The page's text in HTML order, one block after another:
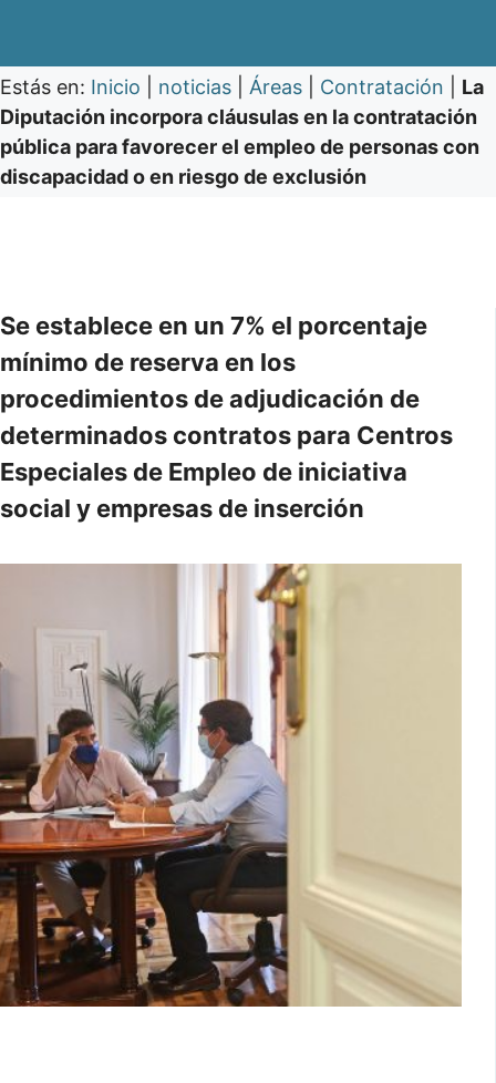
Estás en: Inicio noticias Áreas Contratación
La
Diputación incorpora cláusulas en la contratación
pública para favorecer el empleo de personas con
discapacidad o en riesgo de exclusión
Se establece en un 7% el porcentaje
mínimo de reserva en los
procedimientos de adjudicación de
determinados contratos para Centros
Especiales de Empleo de iniciativa
social y empresas de inserción